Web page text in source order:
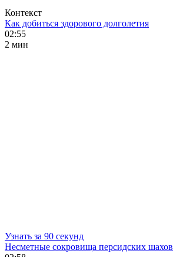
Контекст
Как добиться здорового долголетия
02:55
2 мин
Узнать за 90 секунд
Несметные сокровища персидских шахов